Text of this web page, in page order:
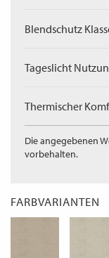
Blendschutz
Tageslicht
Thermischer
Die angegebenen
vorbehalten.
FARBVARIANTEN